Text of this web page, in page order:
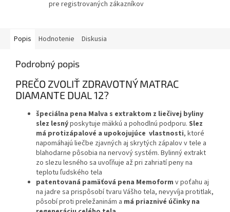
pre registrovaných zákazníkov
Popis Hodnotenie Diskusia
Podrobný popis
PREČO ZVOLIŤ ZDRAVOTNÝ MATRAC
DIAMANTE DUAL 12?
špeciálna pena Malva s extraktom z liečivej byliny
slez lesnýposkytuje mäkkú a pohodlnú podporu. Slez
má protizápalové a upokojujúce vlastnosti, ktoré
napomáhajú liečbe zjavných aj skrytých zápalov v tele a
blahodarne pôsobia na nervový systém. Bylinný extrakt
zo slezu lesného sa uvoľňuje až pri zahriatí peny na
teplotu ľudského tela
patentovaná pamäťová pena Memoform v poťahu aj
na jadre sa prispôsobí tvaru Vášho tela, nevyvíja protitlak,
pôsobí proti preležaninám a má priaznivé účinky na